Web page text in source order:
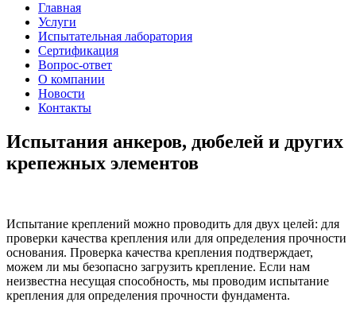
Главная
Услуги
Испытательная лаборатория
Сертификация
Вопрос-ответ
О компании
Новости
Контакты
Испытания анкеров, дюбелей и других
крепежных элементов
Испытание креплений можно проводить для двух целей: для
проверки качества крепления или для определения прочности
основания. Проверка качества крепления подтверждает,
можем ли мы безопасно загрузить крепление. Если нам
неизвестна несущая способность, мы проводим испытание
крепления для определения прочности фундамента.